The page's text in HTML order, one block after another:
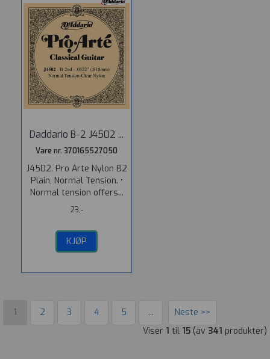
Daddario B-2 J4502 ...
Vare nr. 370165527050
J4502. Pro Arte Nylon B2
Plain, Normal Tension. •
Normal tension offers...
23,-
KJØP
1 2 3 4 5 ...
Neste >>
Viser 1 til 15 (av 341 produkter)